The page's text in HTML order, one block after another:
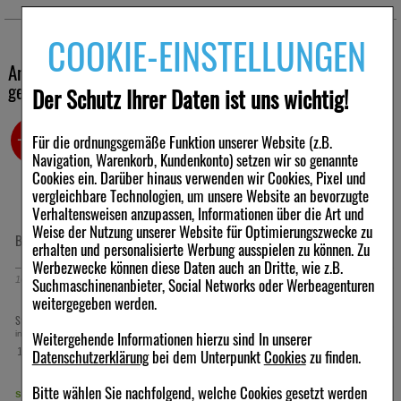
COOKIE-EINSTELLUNGEN
Der Schutz Ihrer Daten ist uns wichtig!
Für die ordnungsgemäße Funktion unserer Website (z.B.
Navigation, Warenkorb, Kundenkonto) setzen wir so genannte
Cookies ein. Darüber hinaus verwenden wir Cookies, Pixel und
vergleichbare Technologien, um unsere Website an bevorzugte
Verhaltensweisen anzupassen, Informationen über die Art und
Weise der Nutzung unserer Website für Optimierungszwecke zu
erhalten und personalisierte Werbung ausspielen zu können. Zu
Werbezwecke können diese Daten auch an Dritte, wie z.B.
Suchmaschinenanbieter, Social Networks oder Werbeagenturen
weitergegeben werden.
Weitergehende Informationen hierzu sind In unserer
Datenschutzerklärungbei dem UnterpunktCookieszu finden.
Bitte wählen Sie nachfolgend, welche Cookies gesetzt werden
Die Creme wird 1- bis 2-mal täglich auf die betroffenen
Hautbereiche dünn aufgetragen.
Hinweis: Die Cremes enthalten Cetylalkohol, Propylenglykol und
Macrogolglycerolmonostearat.
Warengruppe
Homöopathie/Biochemie
Andere Kunden haben ebenfalls folgende Produkte
gekauft
BIOCHEMIE 11 Silicea D 6 Creme
100 ml Creme
Statt:
inkl. MwSt zzgl. Versand
106,30 € pro 1 l
-42%
sofort lieferbar
BIOCHEMIE 2 Calcium phosphoricum
D 6 Creme
100 Creme
inkl. MwSt zzgl.
106,30 € pro 1 l
-42%
sofort lieferbar